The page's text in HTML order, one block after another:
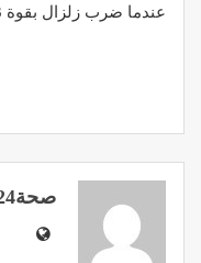
عندما ضرب زلزال بقوة 6.3 درجات شمال شرقي المغرب.
صحة24